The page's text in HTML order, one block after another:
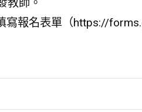
報名表單（https://